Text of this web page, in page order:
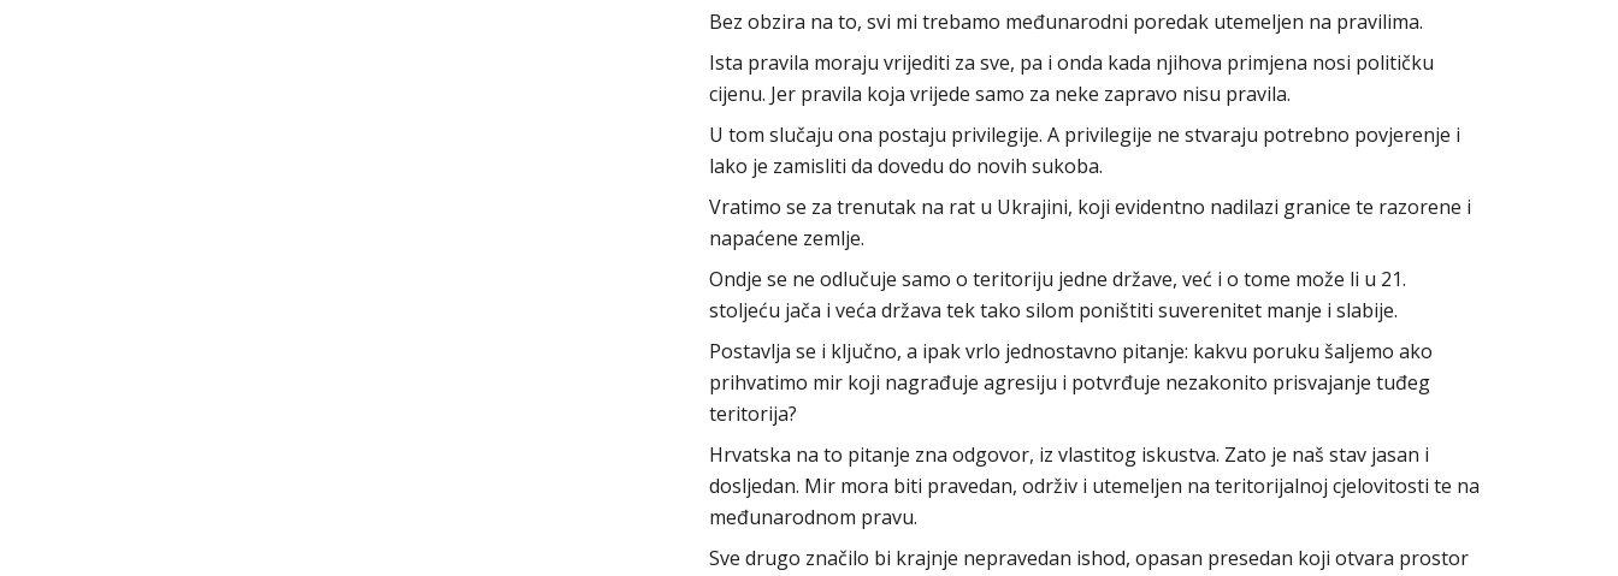
Bez obzira na to, svi mi trebamo međunarodni poredak utemeljen na pravilima.
Ista pravila moraju vrijediti za sve, pa i onda kada njihova primjena nosi političku
cijenu. Jer pravila koja vrijede samo za neke zapravo nisu pravila.
U tom slučaju ona postaju privilegije. A privilegije ne stvaraju potrebno povjerenje i
lako je zamisliti da dovedu do novih sukoba.
Vratimo se za trenutak na rat u Ukrajini, koji evidentno nadilazi granice te razorene i
napaćene zemlje.
Ondje se ne odlučuje samo o teritoriju jedne države, već i o tome može li u 21.
stoljeću jača i veća država tek tako silom poništiti suverenitet manje i slabije.
Postavlja se i ključno, a ipak vrlo jednostavno pitanje: kakvu poruku šaljemo ako
prihvatimo mir koji nagrađuje agresiju i potvrđuje nezakonito prisvajanje tuđeg
teritorija?
Hrvatska na to pitanje zna odgovor, iz vlastitog iskustva. Zato je naš stav jasan i
dosljedan. Mir mora biti pravedan, održiv i utemeljen na teritorijalnoj cjelovitosti te na
međunarodnom pravu.
Sve drugo značilo bi krajnje nepravedan ishod, opasan presedan koji otvara prostor